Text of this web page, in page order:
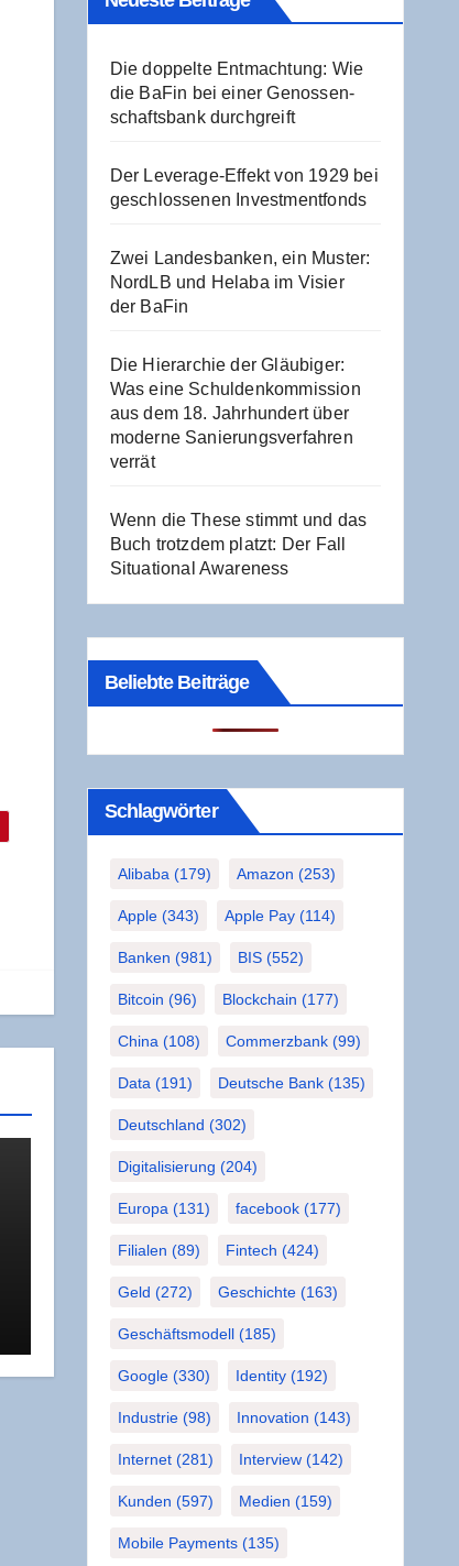
Die dop­pel­te Ent­mach­tung: Wie
die BaFin bei einer Genos­sen­
schafts­bank durchgreift
Der Levera­ge-Effekt von 1929 bei
geschlos­se­nen Investmentfonds
Zwei Lan­des­ban­ken, ein Mus­ter:
NordLB und Hela­ba im Visier
der BaFin
Die Hier­ar­chie der Gläu­bi­ger:
Was eine Schul­den­kom­mis­si­on
aus dem 18. Jahr­hun­dert über
moder­ne Sanie­rungs­ver­fah­ren
verrät
Wenn die The­se stimmt und das
Buch trotz­dem platzt: Der Fall
Situa­tio­nal Awareness
Beliebte Beiträge
Schlag­wör­ter
Alibaba (179) Amazon (253)
Apple(343) Apple Pay(114)
Banken (981) BIS(552)
Bitcoin (96) Blockchain (177)
China (108) Commerzbank(99)
Data (191) Deutsche Bank(135)
Deutschland (302)
Digitalisierung (204)
Europa (131) facebook(177)
Filialen (89) Fintech (424)
Geld (272) Geschichte(163)
Geschäftsmodell(185)
Google(330) Identity(192)
Industrie(98) Innovation (143)
Internet(281) Interview(142)
Kunden (597) Medien (159)
Mobile Payments(135)